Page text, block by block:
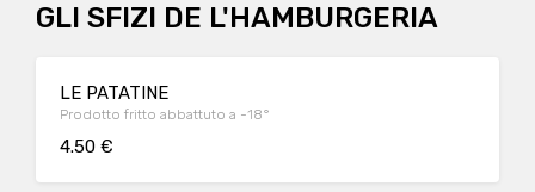
GLI SFIZI DE L'HAMBURGERIA
LE PATATINE
Prodotto fritto abbattuto a -18°
4.50 €